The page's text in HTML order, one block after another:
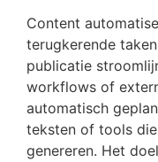
Content
terugkerende
publicatie
workflows of
automatisch
teksten of tools
genereren. Het